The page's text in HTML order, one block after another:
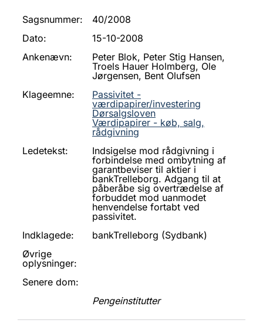
Sagsnummer:
40/2008
Dato:
15-10-2008
Ankenævn:
Peter Blok, Peter Stig Hansen,
Troels Hauer Holmberg, Ole
Jørgensen, Bent Olufsen
Klageemne:
Passivitet -
værdipapirer/investering
Dørsalgsloven
Værdipapirer - køb, salg,
rådgivning
Ledetekst:
Indsigelse mod rådgivning i
forbindelse med ombytning af
garantbeviser til aktier i
bankTrelleborg. Adgang til at
påberåbe sig overtrædelse af
forbuddet mod uanmodet
henvendelse fortabt ved
passivitet.
Indklagede:
bankTrelleborg (Sydbank)
Øvrige
oplysninger:
Senere dom:
Pengeinstitutter